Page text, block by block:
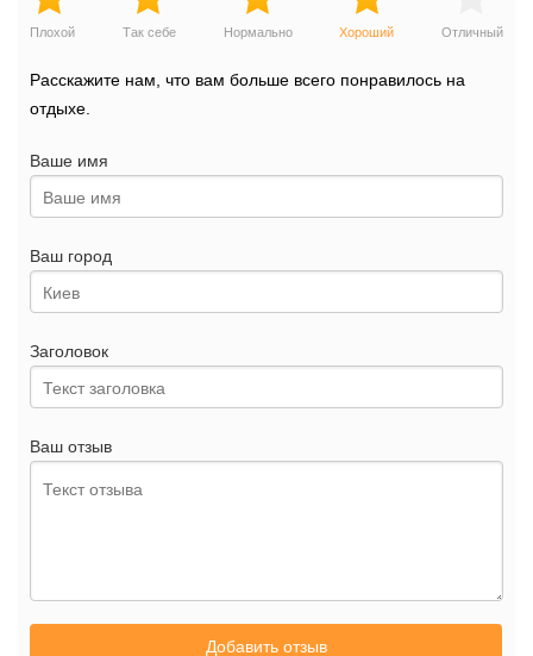
Плохой Так себе Нормально Хороший Отличный
Расскажите нам, что вам больше всего понравилось на
отдыхе.
Ваше имя
Ваш город
Заголовок
Ваш отзыв
Добавить отзыв